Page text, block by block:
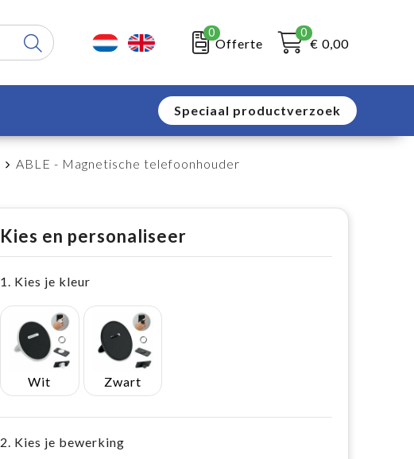
0
Offerte
0
€ 0,00
Speciaal productverzoek
ABLE - Magnetische telefoonhouder
Kies en personaliseer
1. Kies je kleur
Wit Zwart
2. Kies je bewerking